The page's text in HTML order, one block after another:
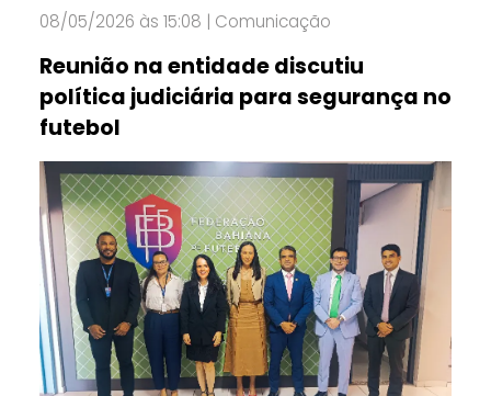
08/05/2026 às 15:08 | Comunicação
Reunião na entidade discutiu
política judiciária para segurança no
futebol